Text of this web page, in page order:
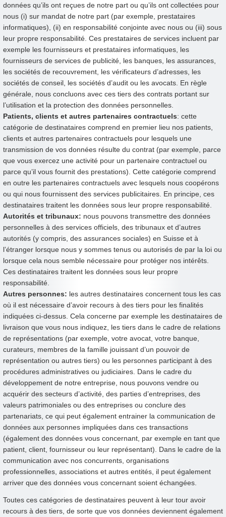
données qu’ils ont reçues de notre part ou qu’ils ont collectées pour
nous (i) sur mandat de notre part (par exemple, prestataires
informatiques), (ii) en responsabilité conjointe avec nous ou (iii) sous
leur propre responsabilité. Ces prestataires de services incluent par
exemple les fournisseurs et prestataires informatiques, les
fournisseurs de services de publicité, les banques, les assurances,
les sociétés de recouvrement, les vérificateurs d’adresses, les
sociétés de conseil, les sociétés d’audit ou les avocats. En règle
générale, nous concluons avec ces tiers des contrats portant sur
l’utilisation et la protection des données personnelles.
Patients, clients et autres partenaires contractuels: cette
catégorie de destinataires comprend en premier lieu nos patients,
clients et autres partenaires contractuels pour lesquels une
transmission de vos données résulte du contrat (par exemple, parce
que vous exercez une activité pour un partenaire contractuel ou
parce qu’il vous fournit des prestations). Cette catégorie comprend
en outre les partenaires contractuels avec lesquels nous coopérons
ou qui nous fournissent des services publicitaires. En principe, ces
destinataires traitent les données sous leur propre responsabilité.
Autorités et tribunaux: nous pouvons transmettre des données
personnelles à des services officiels, des tribunaux et d’autres
autorités (y compris, des assurances sociales) en Suisse et à
l’étranger lorsque nous y sommes tenus ou autorisés de par la loi ou
lorsque cela nous semble nécessaire pour protéger nos intérêts.
Ces destinataires traitent les données sous leur propre
responsabilité.
Autres personnes: les autres destinataires concernent tous les cas
où il est nécessaire d’avoir recours à des tiers pour les finalités
indiquées ci-dessus. Cela concerne par exemple les destinataires de
livraison que vous nous indiquez, les tiers dans le cadre de relations
de représentations (par exemple, votre avocat, votre banque,
curateurs, membres de la famille jouissant d’un pouvoir de
représentation ou autres tiers) ou les personnes participant à des
procédures administratives ou judiciaires. Dans le cadre du
développement de notre entreprise, nous pouvons vendre ou
acquérir des secteurs d’activité, des parties d’entreprises, des
valeurs patrimoniales ou des entreprises ou conclure des
partenariats, ce qui peut également entrainer la communication de
données aux personnes impliquées dans ces transactions
(également des données vous concernant, par exemple en tant que
patient, client, fournisseur ou leur représentant). Dans le cadre de la
communication avec nos concurrents, organisations
professionnelles, associations et autres entités, il peut également
arriver que des données vous concernant soient échangées.
Toutes ces catégories de destinataires peuvent à leur tour avoir
recours à des tiers, de sorte que vos données deviennent également